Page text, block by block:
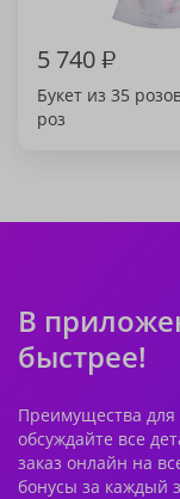
5 740₽
Букет из 35
роз
В
быстрее!
Преимущества для
обсуждайте все
заказ онлайн на
бонусы за каждый